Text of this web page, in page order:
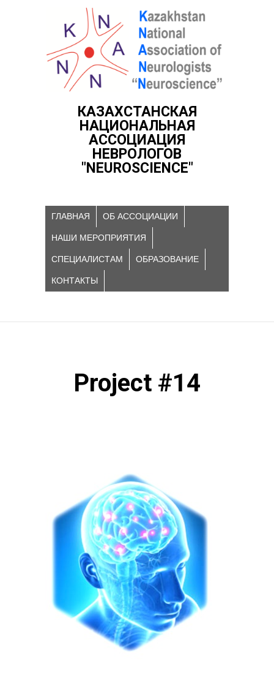
КАЗАХСТАНСКАЯ
НАЦИОНАЛЬНАЯ
АССОЦИАЦИЯ
НЕВРОЛОГОВ
"NEUROSCIENCE"
ГЛАВНАЯ ОБ АССОЦИАЦИИ
НАШИ МЕРОПРИЯТИЯ
СПЕЦИАЛИСТАМ ОБРАЗОВАНИЕ
КОНТАКТЫ
Project #14